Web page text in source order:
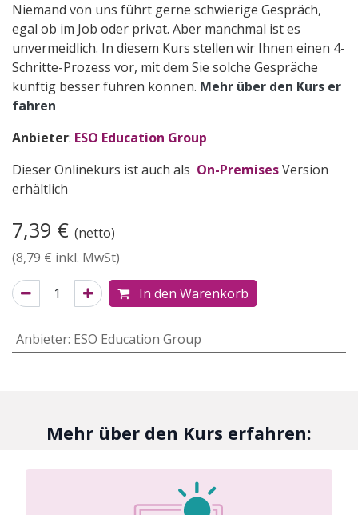
Niemand von uns führt gerne schwierige Gespräch,
egal ob im Job oder privat. Aber manchmal ist es
unvermeidlich. In diesem Kurs stellen wir Ihnen einen 4-
Schritte-Prozess vor, mit dem Sie solche Gespräche
künftig besser führen können. Mehr über den Kurs er​
fahren
Anbieter: ESO Education Group
Dieser Onlinekurs ist auch als On-PremisesVersion
erhältlich
7,39 € (netto)
(8,79 € inkl. MwSt)
In den Warenkorb
Anbieter: ESO Education Group
Mehr über den Kurs erfahren: